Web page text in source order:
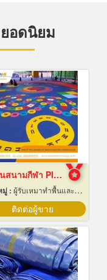
อดนิยม
งานพื้นสนามกีฬา Play Ground EPDM สนามเด็กเล่น
: ผู้รับเหมาทำพื้นและทางเดิน
ติดต่อผู้ขาย